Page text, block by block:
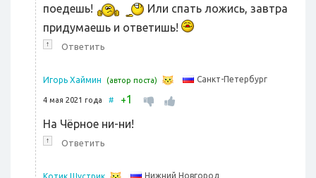
поедешь!
Или спать ложись, завтра
придумаешь и ответишь!
↑ Ответить
Игорь Хаймин (автор поста) Санкт-Петербург
4 мая 2021 года # +1
На Чёрное ни-ни!
↑ Ответить
Котик Шустрик Нижний Новгород